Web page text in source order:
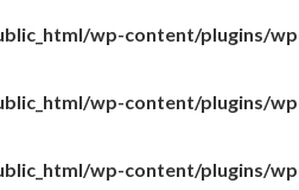
wp-content/plugins/
wp-content/plugins/
wp-content/plugins/